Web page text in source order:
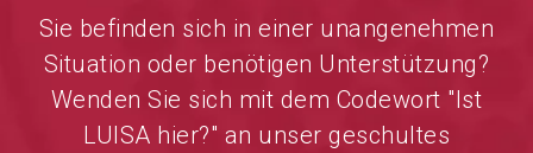
Sie befinden sich in einer unangenehmen
Situation oder benötigen Unterstützung?
Wenden Sie sich mit dem Codewort "Ist
LUISA hier?" an unser geschultes